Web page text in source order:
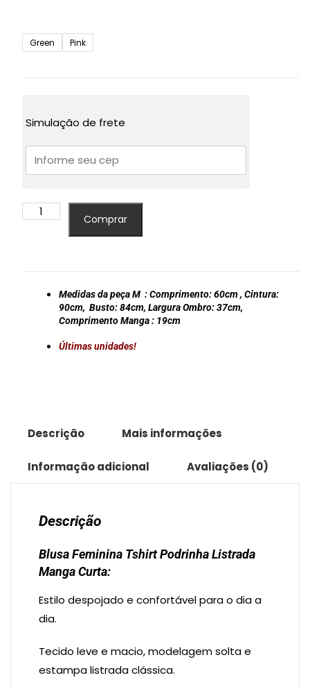
Green Pink
Simulação de frete
Blusa
Listrada
Manga
quantidade
Comprar
Medidas da peça M :Comprimento:60cm, Cintura:
90cm, Busto:84cm, Largura Ombro:37cm,
Comprimento Manga : 19cm
Últimas unidades!
Descrição Mais informações
Informação adicional Avaliações (0)
Descrição
Blusa Feminina Tshirt Podrinha Listrada
Manga Curta:
Estilo despojado e confortável para o dia a
dia.
Tecido leve e macio, modelagem solta e
estampa listrada clássica.